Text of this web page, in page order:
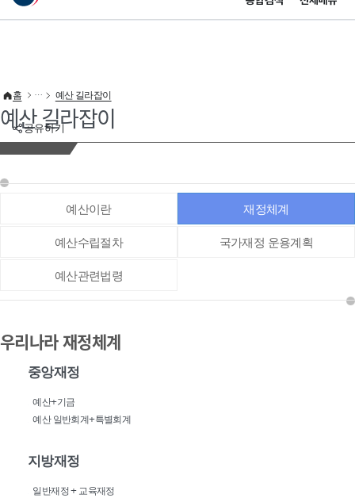
이 누리집은 대한민국 공식 전자정부 누리집입니다.
공유하기
홈 예산 길라잡이
예산 길라잡이
예산이란 재정체계
예산수립절차 국가재정 운용계획
예산관련법령
우리나라 재정체계
중앙재정
예산+기금
예산 일반회계+특별회계
지방재정
일반재정 + 교육재정